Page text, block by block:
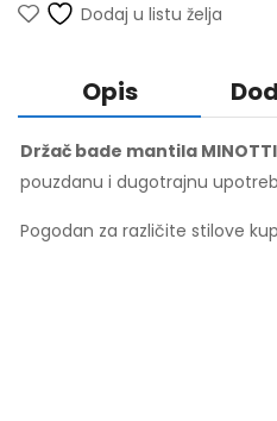
Dodaj u listu želja
Opis
Držač bade mantila
pouzdanu i dugotrajnu
Pogodan za različite stilove